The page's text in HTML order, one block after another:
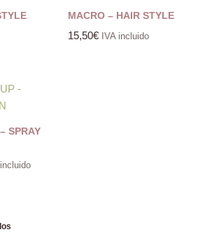
MACRO – HAIR STYLE
15,50€ IVA incluido
SPRAY
incluido